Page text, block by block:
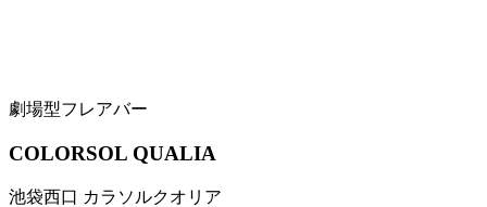
劇場型フレアバー
COLORSOL QUALIA
池袋西口 カラソルクオリア